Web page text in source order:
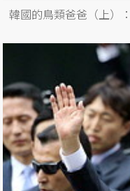
韓國的鳥類爸爸（上）